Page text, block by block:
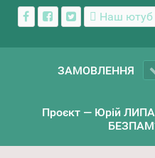
Наш ютуб
ЗАМОВЛЕННЯ
Проєкт — Юрій